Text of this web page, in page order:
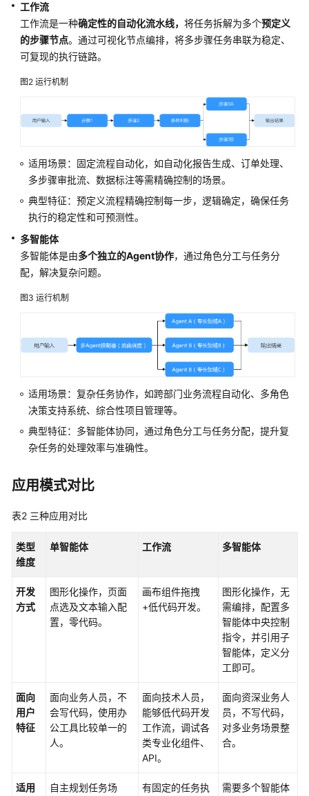
能
体
应
用
开
工
应
用
发
多
智
能
应
组
模
型
体
测
工作流
工作流是一种确定性的自动化流水线， 将任务拆解为多个预定义
的步骤节点。通过可视化节点编排，将多步骤任务串联为稳定、
可复现的执行链路。
图2 运行机制
适用场景：固定流程自动化，如自动化报告生成、订单处理、
多步骤审批流、数据标注等需精确控制的场景。
典型特征：预定义流程精确控制每一步，逻辑确定，确保任务
执行的稳定性和可预测性。
多智能体
多智能体是由多个独立的Agent协作，通过角色分工与任务分
配，解决复杂问题。
图3 运行机制
适用场景：复杂任务协作，如跨部门业务流程自动化、多角色
决策支持系统、综合性项目管理等。
典型特征：多智能体协同，通过角色分工与任务分配，提升复
杂任务的处理效率与准确性。
应用模式对比
表2 三种应用对比
类型
维度
单智能体 工作流 多智能体
开发
方式
图形化操作，页面
点选及文本输入配
置，零代码。
画布组件拖拽
+低代码开发。
图形化操作，无
需编排，配置多
智能体中央控制
指令，并引用子
智能体，定义分
工即可。
面向
用户
特征
面向业务人员，不
会写代码，使用办
公工具比较单一的
人。
面向技术人员，
能够低代码开发
工作流，调试各
类专业化组件、
API。
面向资深业务人
员，不写代码，
对多业务场景整
合。
适用
自主规划任务场
有固定的任务执
需要多个智能体